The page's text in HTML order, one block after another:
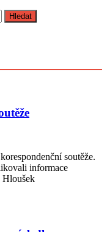
soutěže.
informace
Hloušek